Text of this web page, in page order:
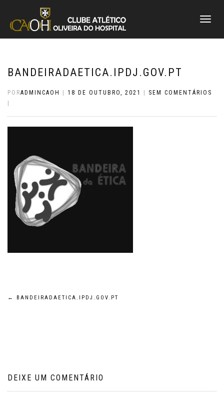
ALTERNAR
BANDEIRADAETICA.IPDJ.GOV.PT
PORADMINCAOH 18 DE OUTUBRO, 2021
SEM COMENTÁRIOS
Navegação
← BANDEIRADAETICA.IPDJ.GOV.PT
DEIXE UM COMENTÁRIO